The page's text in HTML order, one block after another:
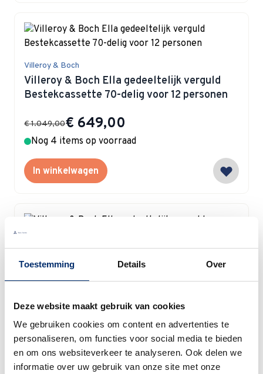
Toestemming Details Over
Deze website maakt gebruik van cookies
We gebruiken cookies om content en advertenties te
personaliseren, om functies voor social media te bieden
en om ons websiteverkeer te analyseren. Ook delen we
informatie over uw gebruik van onze site met onze
Villeroy & Boch
Villeroy & Boch Ella gedeeltelijk verguld
Bestekcassette 70-delig voor 12 personen
Special Price
€ 649,00
€ 1.049,00
Nog 4 items op voorraad
In winkelwagen
Villeroy & Boch Ella gedeeltelijk verguld
Bestekcassette 30-delig
Special Price
€ 338,00
Op voorraad
In winkelwagen